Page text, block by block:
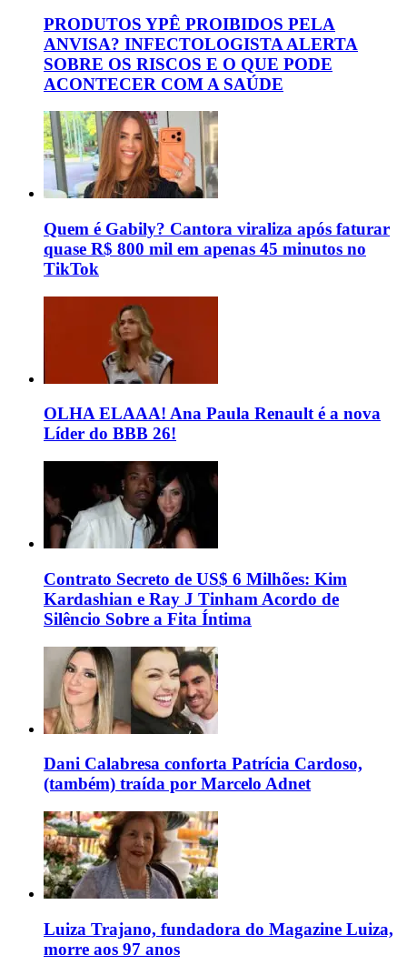
PRODUTOS YPÊ PROIBIDOS PELA
ANVISA? INFECTOLOGISTA ALERTA
SOBRE OS RISCOS E O QUE PODE
ACONTECER COM A SAÚDE
Quem é Gabily? Cantora viraliza após faturar
quase R$ 800 mil em apenas 45 minutos no
TikTok
OLHA ELAAA! Ana Paula Renault é a nova
Líder do BBB 26!
Contrato Secreto de US$ 6 Milhões: Kim
Kardashian e Ray J Tinham Acordo de
Silêncio Sobre a Fita Íntima
Dani Calabresa conforta Patrícia Cardoso,
(também) traída por Marcelo Adnet
Luiza Trajano, fundadora do Magazine Luiza,
morre aos 97 anos